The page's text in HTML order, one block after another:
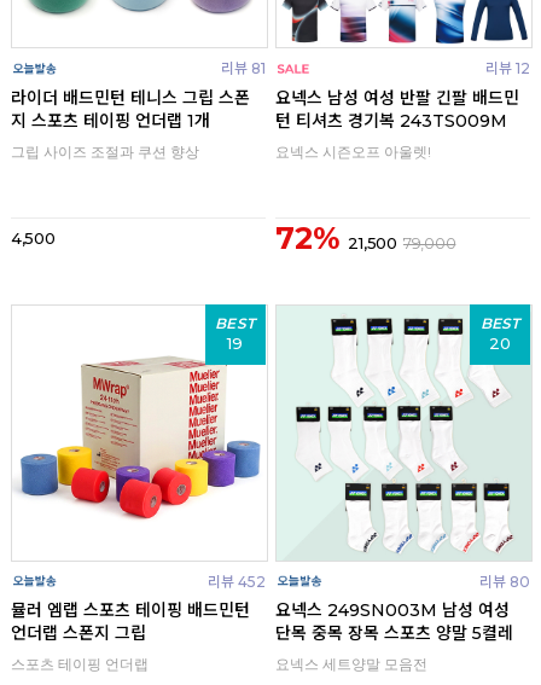
리뷰 81
라이더 배드민턴 테니스 그립 스폰
지 스포츠 테이핑 언더랩 1개
그립 사이즈 조절과 쿠션 향상
4,500
리뷰 12
요넥스 남성 여성 반팔 긴팔 배드민
턴 티셔츠 경기복 243TS009M
요넥스 시즌오프 아울렛!
72% 21,500 79,000
BEST
19
리뷰 452
뮬러 엠랩 스포츠 테이핑 배드민턴
언더랩 스폰지 그립
스포츠 테이핑 언더랩
BEST
20
리뷰 80
요넥스 249SN003M 남성 여성
단목 중목 장목 스포츠 양말 5켤레
요넥스 세트양말 모음전